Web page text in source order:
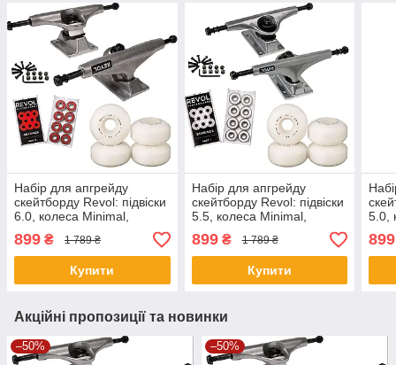
Набір для апгрейду
скейтборду Revol: підвіски
6.0, колеса Minimal,
підшипники ABEC 5, болти
899 ₴ 1 789 ₴
Купити
Набір для апгрейду
скейтборду Revol: підвіски
5.5, колеса Minimal,
підшипники ABEC 7, болти
899₴ 1 789 ₴
Купити
5.0,
899
Акційні пропозиції та новинки
–50% –50%